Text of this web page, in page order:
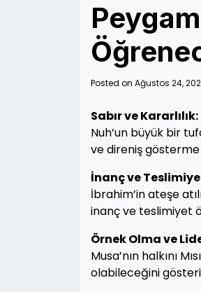
Posted on Ağustos 24,
Sabır ve Kararlılık:
Nuh’un büyük bir
ve direniş
İnanç ve
İbrahim’in ateşe
inanç ve teslimiyet
Örnek Olma ve
Musa’nın halkını
olabileceğini